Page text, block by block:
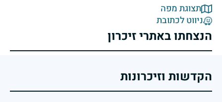
תצוגת מפה
ניווט לכתובת
הנצחתו באתרי זיכרון
הקדשות וזיכרונות